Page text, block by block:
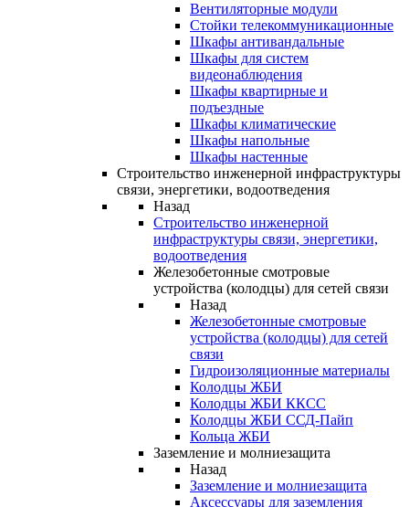
Вентиляторные модули
Стойки телекоммуникационные
Шкафы антивандальные
Шкафы для систем
видеонаблюдения
Шкафы квартирные и
подъездные
Шкафы климатические
Шкафы напольные
Шкафы настенные
Строительство инженерной инфраструктуры
связи, энергетики, водоотведения
Назад
Строительство инженерной
инфраструктуры связи, энергетики,
водоотведения
Железобетонные смотровые
устройства (колодцы) для сетей связи
Назад
Железобетонные смотровые
устройства (колодцы) для сетей
связи
Гидроизоляционные материалы
Колодцы ЖБИ
Колодцы ЖБИ ККСС
Колодцы ЖБИ ССД-Пайп
Кольца ЖБИ
Заземление и молниезащита
Назад
Заземление и молниезащита
Аксессуары для заземления